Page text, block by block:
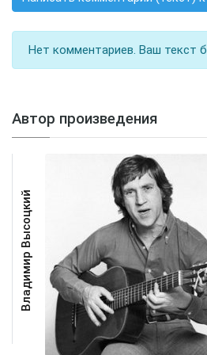
Нет комментариев. Ваш текст
Автор произведения
Владимир Высоцкий